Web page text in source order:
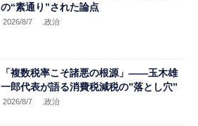
の“素通り”された論点
2026/8/7 .政治
「複数税率こそ諸悪の根源」――玉木雄
一郎代表が語る消費税減税の”落とし穴”
2026/8/7 .政治